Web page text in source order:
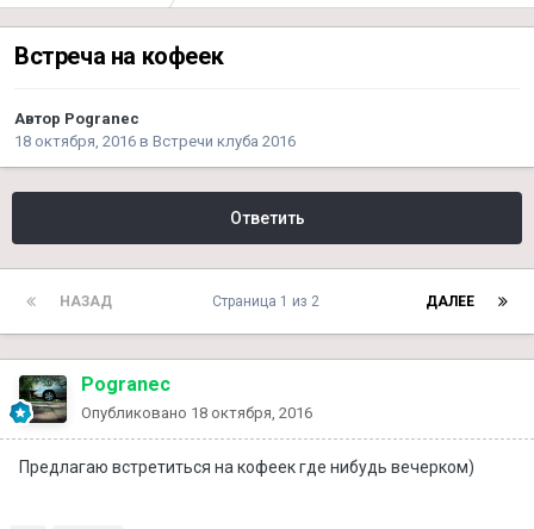
Встреча на кофеек
Автор Pogranec
18 октября, 2016 в Встречи клуба 2016
Ответить
НАЗАД ДАЛЕЕ
Страница 1 из 2
Pogranec
Опубликовано 18 октября, 2016
Предлагаю встретиться на кофеек где нибудь вечерком)